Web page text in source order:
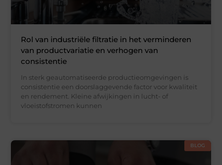
Rol van industriële filtratie in het verminderen
van productvariatie en verhogen van
consistentie
In sterk geautomatiseerde productieomgevingen is
consistentie een doorslaggevende factor voor kwaliteit
en rendement. Kleine afwijkingen in lucht- of
vloeistofstromen kunnen
BLOG